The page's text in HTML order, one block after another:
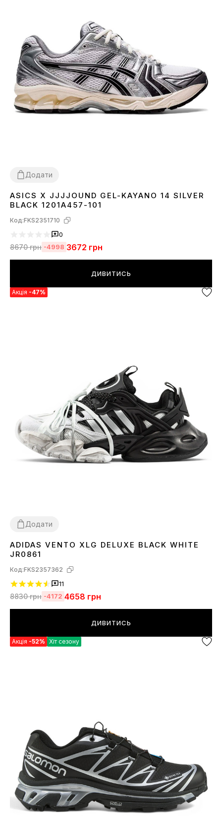
Додати
36 373839 40 41 424344 45
ASICS X JJJJOUND GEL-KAYANO 14 SILVER
BLACK 1201A457-101
Код:FKS2351710
0
8670грн -4998 3672 грн
ДИВИТИСЬ
Акція -47%
Додати
36 3738 39 4041424344
ADIDAS VENTO XLG DELUXE BLACK WHITE
JR0861
Код:FKS2357362
11
8830грн -4172 4658 грн
ДИВИТИСЬ
Акція -52% Хіт сезону